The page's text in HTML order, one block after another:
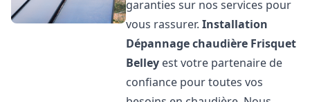
garanties sur nos services pour
vous rassurer.Installation
Dépannage chaudière Frisquet
Belley est votre partenaire de
confiance pour toutes vos